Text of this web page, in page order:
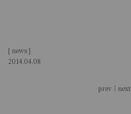
[ news ]
2014.04.08
prev ｜ next